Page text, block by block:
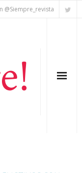
@Siempre_revista